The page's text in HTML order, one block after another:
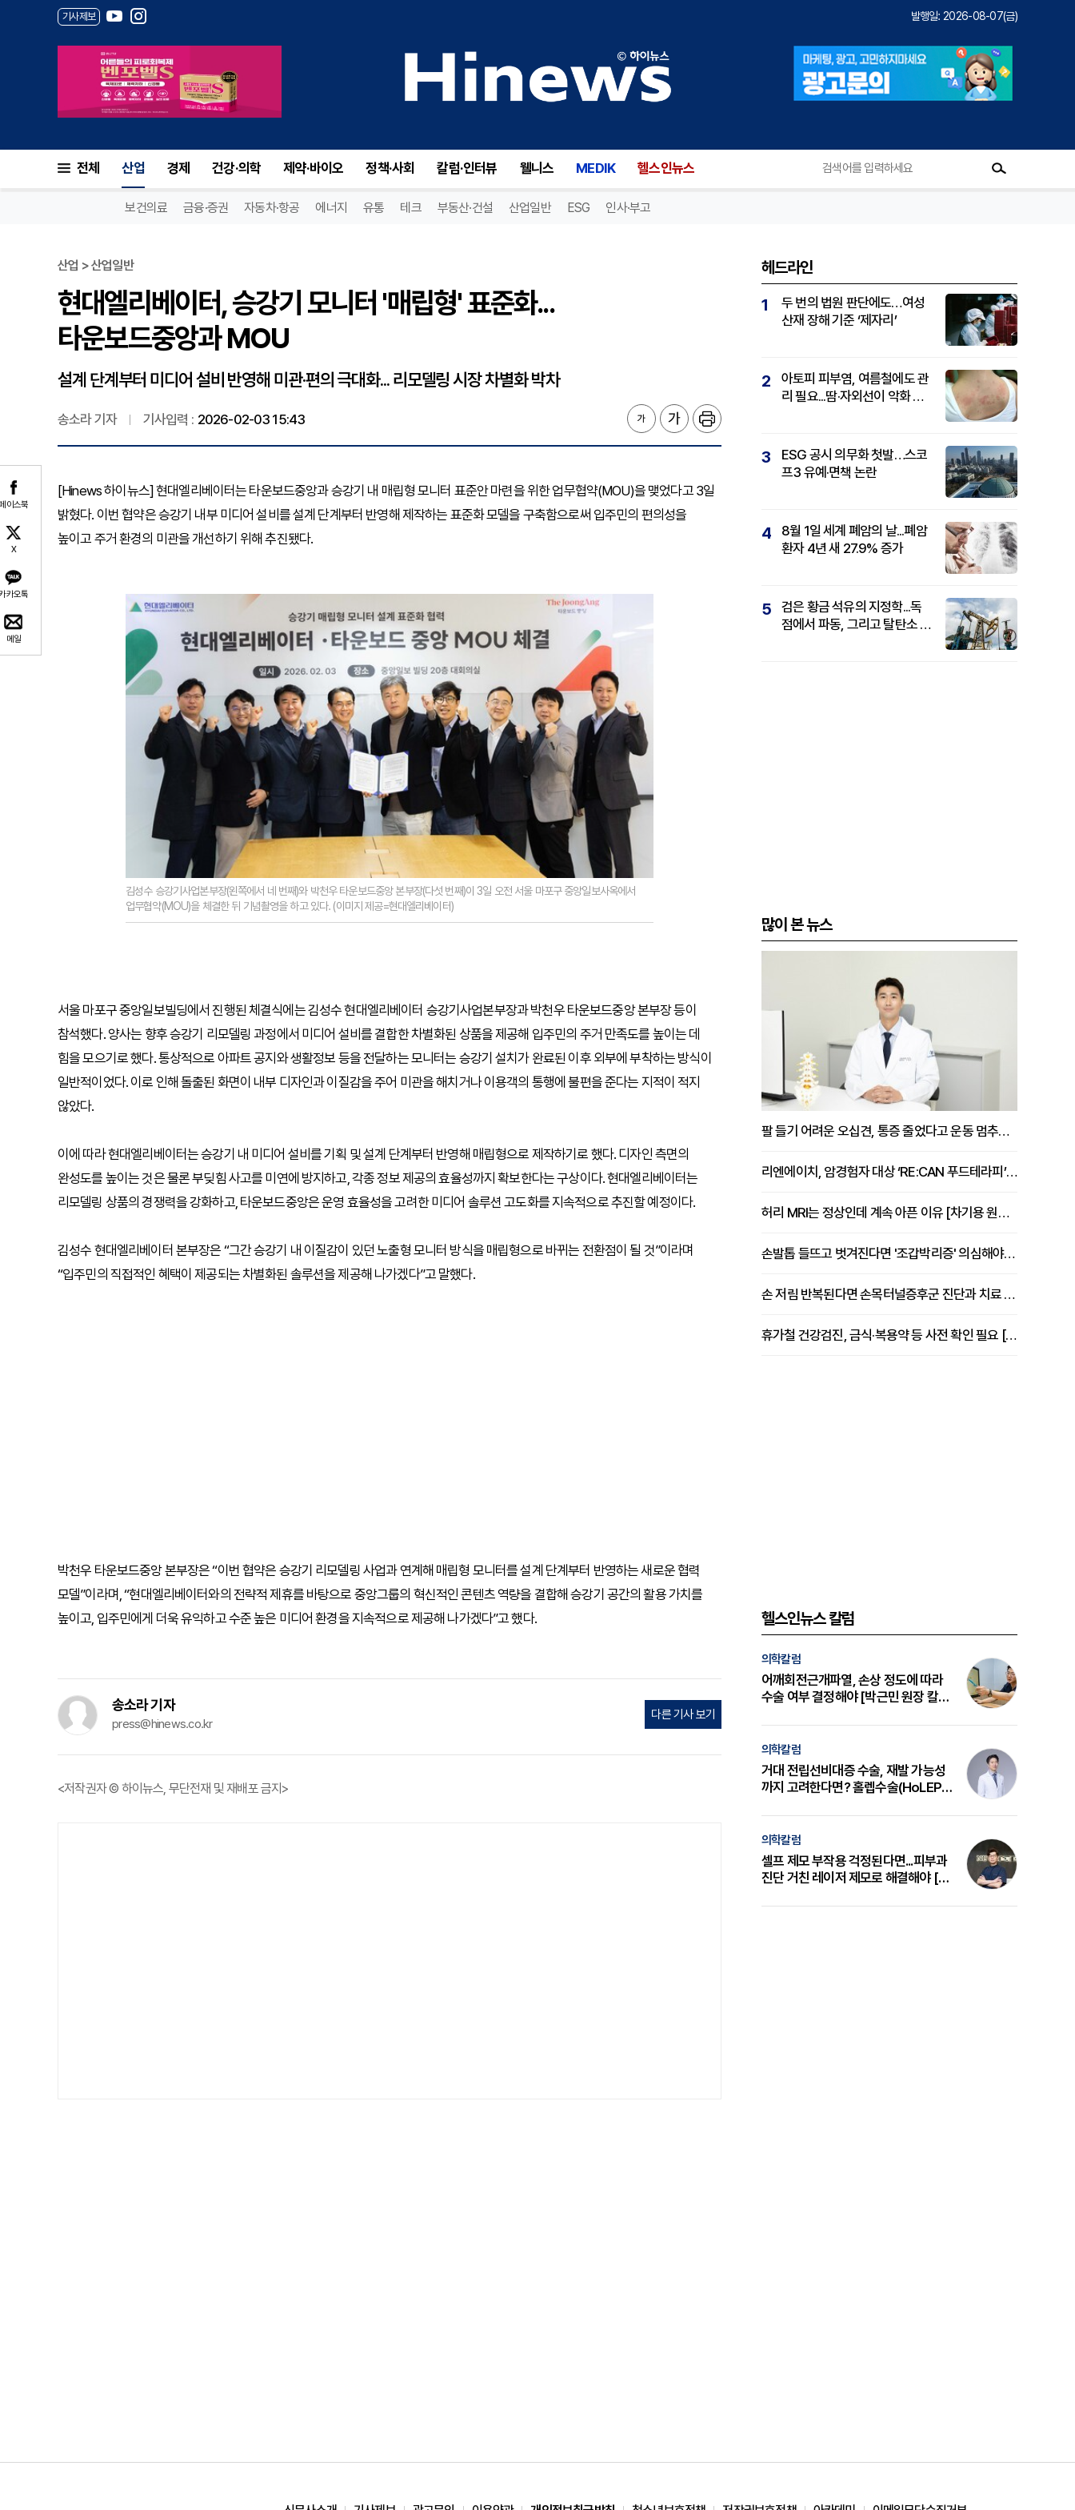
기사제보 발행일: 2026-08-07(금)
전체 산업 경제 건강·의학 제약·바이오 정책·사회 칼럼·인터뷰 웰니스 MEDIK 헬스인뉴스
보건의료 금융·증권 자동차·항공 에너지 유통 테크 부동산·건설 산업일반 ESG 인사·부고
이스북
X
카오톡
메일
산업 > 산업일반
현대엘리베이터, 승강기 모니터 '매립형' 표준화...
타운보드중앙과 MOU
설계 단계부터 미디어 설비 반영해 미관·편의 극대화... 리모델링 시장 차별화 박차
송소라 기자 기사입력 : 2026-02-03 15:43
[Hinews 하이뉴스] 현대엘리베이터는 타운보드중앙과 승강기 내 매립형 모니터 표준안 마련을 위한 업무협약(MOU)을 맺었다고 3일
밝혔다. 이번 협약은 승강기 내부 미디어 설비를 설계 단계부터 반영해 제작하는 표준화 모델을 구축함으로써 입주민의 편의성을
높이고 주거 환경의 미관을 개선하기 위해 추진됐다.
김성수 승강기사업본부장(왼쪽에서 네 번째)와 박천우 타운보드중앙 본부장(다섯 번째)이 3일 오전 서울 마포구 중앙일보사옥에서
업무협약(MOU)을 체결한 뒤 기념촬영을 하고 있다. (이미지 제공=현대엘리베이터)
서울 마포구 중앙일보빌딩에서 진행된 체결식에는 김성수 현대엘리베이터 승강기사업본부장과 박천우 타운보드중앙 본부장 등이
참석했다. 양사는 향후 승강기 리모델링 과정에서 미디어 설비를 결합한 차별화된 상품을 제공해 입주민의 주거 만족도를 높이는 데
힘을 모으기로 했다. 통상적으로 아파트 공지와 생활정보 등을 전달하는 모니터는 승강기 설치가 완료된 이후 외부에 부착하는 방식이
일반적이었다. 이로 인해 돌출된 화면이 내부 디자인과 이질감을 주어 미관을 해치거나 이용객의 통행에 불편을 준다는 지적이 적지
않았다.
이에 따라 현대엘리베이터는 승강기 내 미디어 설비를 기획 및 설계 단계부터 반영해 매립형으로 제작하기로 했다. 디자인 측면의
완성도를 높이는 것은 물론 부딪힘 사고를 미연에 방지하고, 각종 정보 제공의 효율성까지 확보한다는 구상이다. 현대엘리베이터는
리모델링 상품의 경쟁력을 강화하고, 타운보드중앙은 운영 효율성을 고려한 미디어 솔루션 고도화를 지속적으로 추진할 예정이다.
김성수 현대엘리베이터 본부장은 “그간 승강기 내 이질감이 있던 노출형 모니터 방식을 매립형으로 바뀌는 전환점이 될 것”이라며
“입주민의 직접적인 혜택이 제공되는 차별화된 솔루션을 제공해 나가겠다”고 말했다.
박천우 타운보드중앙 본부장은 “이번 협약은 승강기 리모델링 사업과 연계해 매립형 모니터를 설계 단계부터 반영하는 새로운 협력
모델”이라며, “현대엘리베이터와의 전략적 제휴를 바탕으로 중앙그룹의 혁신적인 콘텐츠 역량을 결합해 승강기 공간의 활용 가치를
높이고, 입주민에게 더욱 유익하고 수준 높은 미디어 환경을 지속적으로 제공해 나가겠다”고 했다.
송소라 기자
press@hinews.co.kr
다른 기사 보기
<저작권자 © 하이뉴스, 무단전재 및 재배포 금지>
헤드라인
1
두 번의 법원 판단에도…여성
산재 장해 기준 ‘제자리’
2
아토피 피부염, 여름철에도 관
리 필요...땀·자외선이 악화 요
3
ESG 공시 의무화 첫발…스코
프3 유예·면책 논란
4
8월 1일 세계 폐암의 날...폐암
환자 4년 새 27.9% 증가
5
검은 황금 석유의 지정학...독
점에서 파동, 그리고 탈탄소 패
많이 본 뉴스
팔 들기 어려운 오십견, 통증 줄었다고 운동 멈추면 안 되는 이유 [이병욱 원장 칼럼]
리엔에이치, 암경험자 대상 ‘RE:CAN 푸드테라피’ 운영
허리 MRI는 정상인데 계속 아픈 이유 [차기용 원장 칼럼]
손발톱 들뜨고 벗겨진다면 '조갑박리증' 의심해야 [김철윤 원장 칼럼]
손 저림 반복된다면 손목터널증후군 진단과 치료 시기 살펴야 [김동현 원장 칼럼]
휴가철 건강검진, 금식·복용약 등 사전 확인 필요 [정도감 원장 칼럼]
헬스인뉴스 칼럼
의학칼럼
어깨회전근개파열, 손상 정도에 따라
수술 여부 결정해야 [박근민 원장 칼
의학칼럼
거대 전립선비대증 수술, 재발 가능성
까지 고려한다면? 홀렙수술(HoLEP)
의학칼럼
셀프 제모 부작용 걱정된다면...피부과
진단 거친 레이저 제모로 해결해야 [변